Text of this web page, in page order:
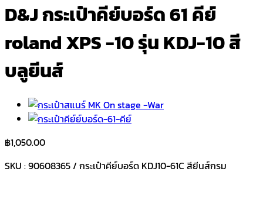
D&J กระเป๋าคีย์บอร์ด 61 คีย์
roland XPS -10 รุ่น KDJ-10 สี
บลูยีนส์
฿1,050.00
SKU : 90608365 / กระเป๋าคีย์บอร์ด KDJ10-61C สียีนส์กรม